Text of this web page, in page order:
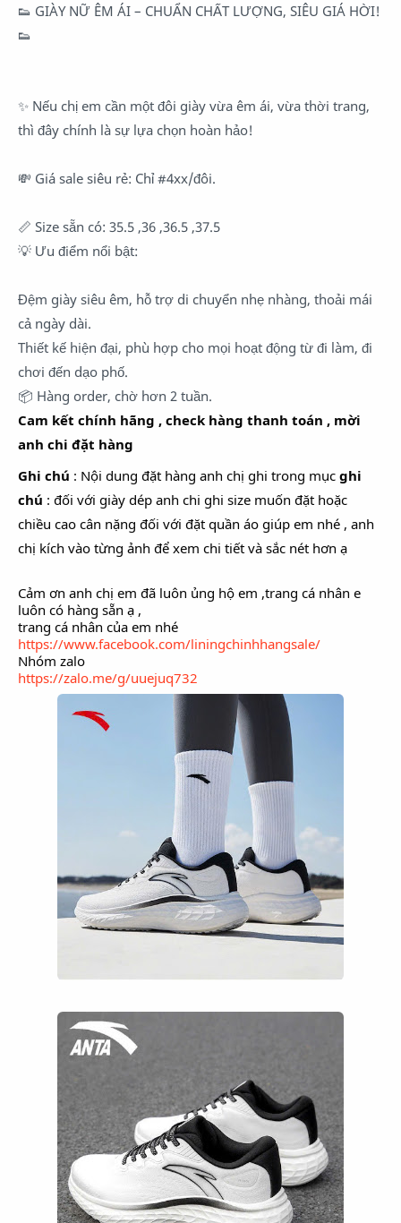
👟 GIÀY NỮ ÊM ÁI – CHUẨN CHẤT LƯỢNG, SIÊU GIÁ HỜI!
👟
✨ Nếu chị em cần một đôi giày vừa êm ái, vừa thời trang,
thì đây chính là sự lựa chọn hoàn hảo!
💸 Giá sale siêu rẻ: Chỉ#4xx/đôi.
📏 Size sẵn có: 35.5 ,36 ,36.5 ,37.5
💡 Ưu điểm nổi bật:
Đệm giày siêu êm, hỗ trợ di chuyển nhẹ nhàng, thoải mái
cả ngày dài.
Thiết kế hiện đại, phù hợp cho mọi hoạt động từ đi làm, đi
chơi đến dạo phố.
📦 Hàng order, chờ hơn 2 tuần.
Cam kết chính hãng , check hàng thanh toán , mời
anh chi đặt hàng
Ghi chú : Nội dung đặt hàng anh chị ghi trong mục ghi
chú : đối với giày dép anh chi ghi size muốn đặt hoặc
chiều cao cân nặng đối với đặt quần áo giúp em nhé , anh
chị kích vào từng ảnh để xem chi tiết và sắc nét hơn ạ
Cảm ơn anh chị em đã luôn ủng hộ em ,trang cá nhân e
luôn có hàng sẵn ạ ,
trang cá nhân của em nhé
https://www.facebook.com/liningchinhhangsale/
Nhóm zalo
https://zalo.me/g/uuejuq732